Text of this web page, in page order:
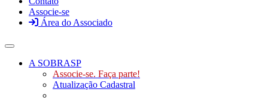
Associe-se
Área do Associado
Toggle navigation
A SOBRASP
Associe-se. Faça parte!
Atualização Cadastral